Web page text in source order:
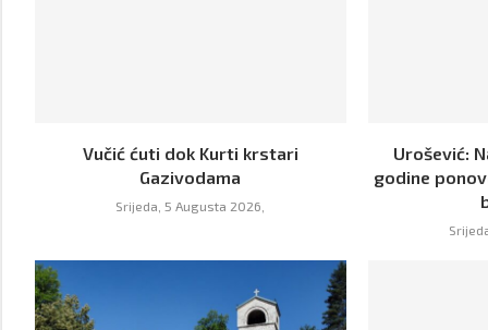
Vučić ćuti dok Kurti krstari
Gazivodama
Srijeda, 5 Augusta 2026,
Urošević:
godine